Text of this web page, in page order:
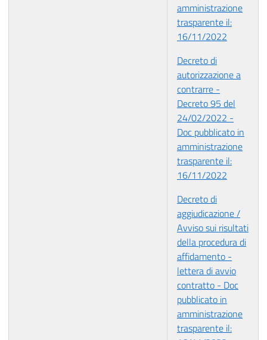
amministrazione
trasparente il:
16/11/2022
Decreto di
autorizzazione a
contrarre -
Decreto 95 del
24/02/2022 -
Doc pubblicato in
amministrazione
trasparente il:
16/11/2022
Decreto di
aggiudicazione /
Avviso sui risultati
della procedura di
affidamento -
lettera di avvio
contratto - Doc
pubblicato in
amministrazione
trasparente il: